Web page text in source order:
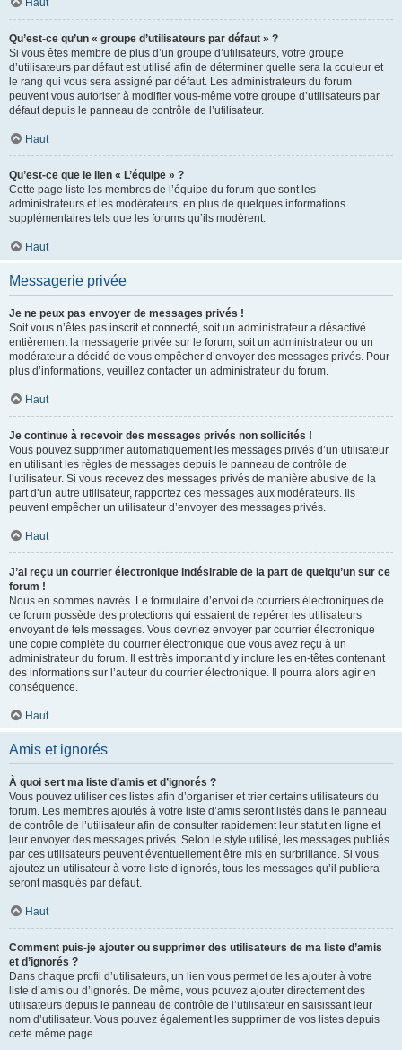
Haut
Qu’est-ce qu’un « groupe d’utilisateurs par défaut » ?
Si vous êtes membre de plus d’un groupe d’utilisateurs, votre groupe
d’utilisateurs par défaut est utilisé afin de déterminer quelle sera la couleur et
le rang qui vous sera assigné par défaut. Les administrateurs du forum
peuvent vous autoriser à modifier vous-même votre groupe d’utilisateurs par
défaut depuis le panneau de contrôle de l’utilisateur.
Haut
Qu’est-ce que le lien « L’équipe » ?
Cette page liste les membres de l’équipe du forum que sont les
administrateurs et les modérateurs, en plus de quelques informations
supplémentaires tels que les forums qu’ils modèrent.
Haut
Messagerie privée
Je ne peux pas envoyer de messages privés !
Soit vous n’êtes pas inscrit et connecté, soit un administrateur a désactivé
entièrement la messagerie privée sur le forum, soit un administrateur ou un
modérateur a décidé de vous empêcher d’envoyer des messages privés. Pour
plus d’informations, veuillez contacter un administrateur du forum.
Haut
Je continue à recevoir des messages privés non sollicités !
Vous pouvez supprimer automatiquement les messages privés d’un utilisateur
en utilisant les règles de messages depuis le panneau de contrôle de
l’utilisateur. Si vous recevez des messages privés de manière abusive de la
part d’un autre utilisateur, rapportez ces messages aux modérateurs. Ils
peuvent empêcher un utilisateur d’envoyer des messages privés.
Haut
J’ai reçu un courrier électronique indésirable de la part de quelqu’un sur ce
forum !
Nous en sommes navrés. Le formulaire d’envoi de courriers électroniques de
ce forum possède des protections qui essaient de repérer les utilisateurs
envoyant de tels messages. Vous devriez envoyer par courrier électronique
une copie complète du courrier électronique que vous avez reçu à un
administrateur du forum. Il est très important d’y inclure les en-têtes contenant
des informations sur l’auteur du courrier électronique. Il pourra alors agir en
conséquence.
Haut
Amis et ignorés
À quoi sert ma liste d’amis et d’ignorés ?
Vous pouvez utiliser ces listes afin d’organiser et trier certains utilisateurs du
forum. Les membres ajoutés à votre liste d’amis seront listés dans le panneau
de contrôle de l’utilisateur afin de consulter rapidement leur statut en ligne et
leur envoyer des messages privés. Selon le style utilisé, les messages publiés
par ces utilisateurs peuvent éventuellement être mis en surbrillance. Si vous
ajoutez un utilisateur à votre liste d’ignorés, tous les messages qu’il publiera
seront masqués par défaut.
Haut
Comment puis-je ajouter ou supprimer des utilisateurs de ma liste d’amis
et d’ignorés ?
Dans chaque profil d’utilisateurs, un lien vous permet de les ajouter à votre
liste d’amis ou d’ignorés. De même, vous pouvez ajouter directement des
utilisateurs depuis le panneau de contrôle de l’utilisateur en saisissant leur
nom d’utilisateur. Vous pouvez également les supprimer de vos listes depuis
cette même page.